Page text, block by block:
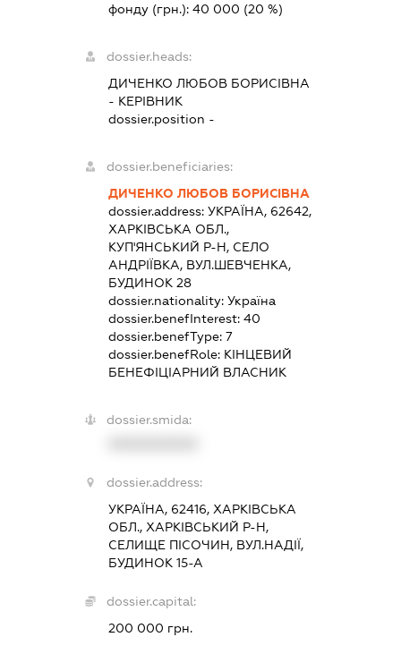
фонду (грн.):40 000 (20 %)
dossier.heads:
ДИЧЕНКО ЛЮБОВ БОРИСІВНА
- КЕРІВНИК
dossier.position -
dossier.beneficiaries:
ДИЧЕНКО ЛЮБОВ БОРИСІВНА
dossier.address:УКРАЇНА, 62642,
ХАРКІВСЬКА ОБЛ.,
КУП'ЯНСЬКИЙ Р-Н, СЕЛО
АНДРІЇВКА, ВУЛ.ШЕВЧЕНКА,
БУДИНОК 28
dossier.nationality:Україна
dossier.benefInterest:40
dossier.benefType:7
dossier.benefRole: КІНЦЕВИЙ
БЕНЕФІЦІАРНИЙ ВЛАСНИК
dossier.smida:
dossier.address:
УКРАЇНА, 62416, ХАРКІВСЬКА
ОБЛ., ХАРКІВСЬКИЙ Р-Н,
СЕЛИЩЕ ПІСОЧИН, ВУЛ.НАДІЇ,
БУДИНОК 15-А
dossier.capital:
200 000 грн.